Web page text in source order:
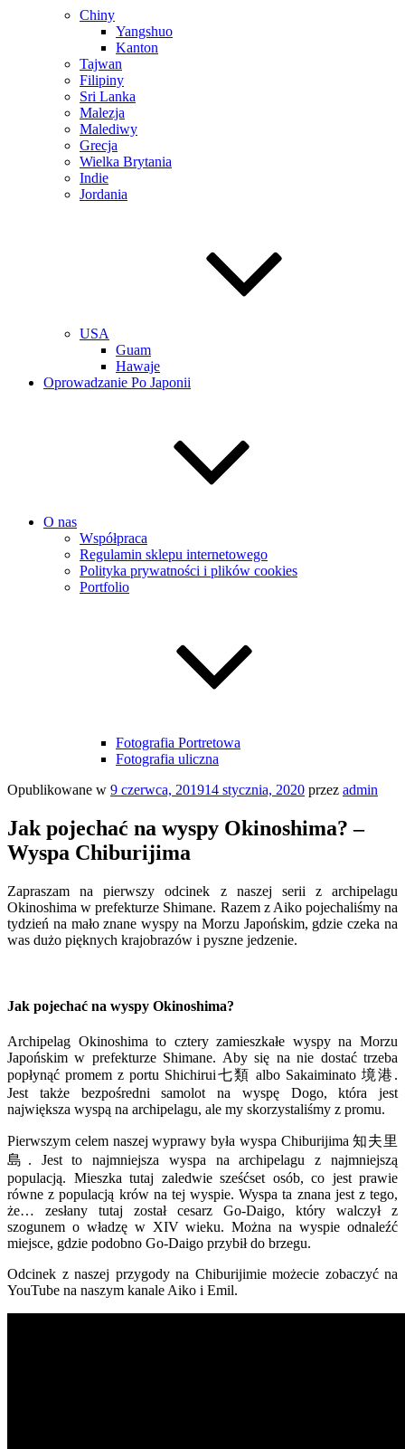
Chiny
Yangshuo
Kanton
Tajwan
Filipiny
Sri Lanka
Malezja
Malediwy
Grecja
Wielka Brytania
Indie
Jordania
USA
Guam
Hawaje
Oprowadzanie Po Japonii
O nas
Współpraca
Regulamin sklepu internetowego
Polityka prywatności i plików cookies
Portfolio
Fotografia Portretowa
Fotografia uliczna
Opublikowane w 9 czerwca, 201914 stycznia, 2020 przez admin
Jak pojechać na wyspy Okinoshima? –
Wyspa Chiburijima
Zapraszam na pierwszy odcinek z naszej serii z archipelagu
Okinoshima w prefekturze Shimane. Razem z Aiko pojechaliśmy na
tydzień na mało znane wyspy na Morzu Japońskim, gdzie czeka na
was dużo pięknych krajobrazów i pyszne jedzenie.
Jak pojechać na wyspy Okinoshima?
Archipelag Okinoshima to cztery zamieszkałe wyspy na Morzu
Japońskim w prefekturze Shimane. Aby się na nie dostać trzeba
popłynąć promem z portu Shichirui七類 albo Sakaiminato 境港.
Jest także bezpośredni samolot na wyspę Dogo, która jest
największa wyspą na archipelagu, ale my skorzystaliśmy z promu.
Pierwszym celem naszej wyprawy była wyspa Chiburijima 知夫里
島. Jest to najmniejsza wyspa na archipelagu z najmniejszą
populacją. Mieszka tutaj zaledwie sześćset osób, co jest prawie
równe z populacją krów na tej wyspie. Wyspa ta znana jest z tego,
że… zesłany tutaj został cesarz Go-Daigo, który walczył z
szogunem o władzę w XIV wieku. Można na wyspie odnaleźć
miejsce, gdzie podobno Go-Daigo przybił do brzegu.
Odcinek z naszej przygody na Chiburijimie możecie zobaczyć na
YouTube na naszym kanale Aiko i Emil.